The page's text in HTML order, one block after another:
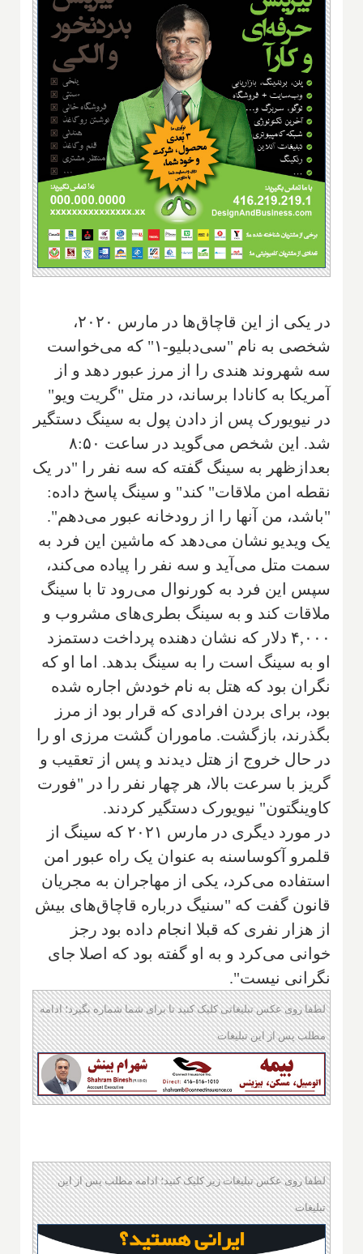
در یکی از این قاچاق‌ها در مارس ۲۰۲۰،
شخصی به نام "سی‌دبلیو-۱" که می‌خواست
سه شهروند هندی را از مرز عبور دهد و از
آمریکا به کانادا برساند، در متل "گریت ویو"
در نیویورک پس از دادن پول به سینگ دستگیر
شد. این شخص می‌گوید در ساعت ۸:۵۰
بعدازظهر به سینگ گفته که سه نفر را "در یک
نقطه امن ملاقات" کند" و سینگ پاسخ داده:
"باشد، من آنها را از رودخانه عبور می‌دهم".
یک ویدیو نشان می‌دهد که ماشین این فرد به
سمت متل می‌آید و سه نفر را پیاده می‌کند،
سپس این فرد به کورنوال می‌رود تا با سینگ
ملاقات کند و به سینگ بطری‌های مشروب و
۴,۰۰۰ دلار که نشان دهنده پرداخت دستمزد
او به سینگ است را به سینگ بدهد. اما او که
نگران بود که هتل به نام خودش اجاره شده
بود، برای بردن افرادی که قرار بود از مرز
بگذرند، بازگشت. ماموران گشت مرزی او را
در حال خروج از هتل دیدند و پس از تعقیب و
گریز با سرعت بالا، هر چهار نفر را در "فورت
کاوینگتون" نیویورک دستگیر کردند.
در مورد دیگری در مارس ۲۰۲۱ که سینگ از
قلمرو آکوساسنه به عنوان یک راه عبور امن
استفاده می‌کرد، یکی از مهاجران به مجریان
قانون گفت که "سنیگ درباره قاچاق‌های بیش
از هزار نفری که قبلا انجام داده بود رجز
خوانی می‌کرد و به او گفته بود که اصلا جای
نگرانی نیست".
لطفا روی عکس تبلیغاتی کلیک کنید تا برای شما شماره بگیرد؛ ادامه
مطلب پس از این تبلیغات
لطفا روی عکس تبلیغات زیر کلیک کنید؛ ادامه مطلب پس از این
تبلیغات